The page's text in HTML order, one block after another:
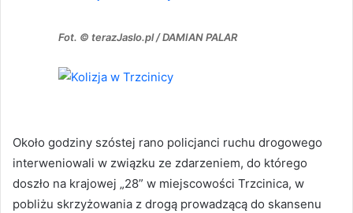
Fot. © terazJaslo.pl / DAMIAN PALAR
Około godziny szóstej rano policjanci ruchu drogowego
interweniowali w związku ze zdarzeniem, do którego
doszło na krajowej „28” w miejscowości Trzcinica, w
pobliżu skrzyżowania z drogą prowadzącą do skansenu